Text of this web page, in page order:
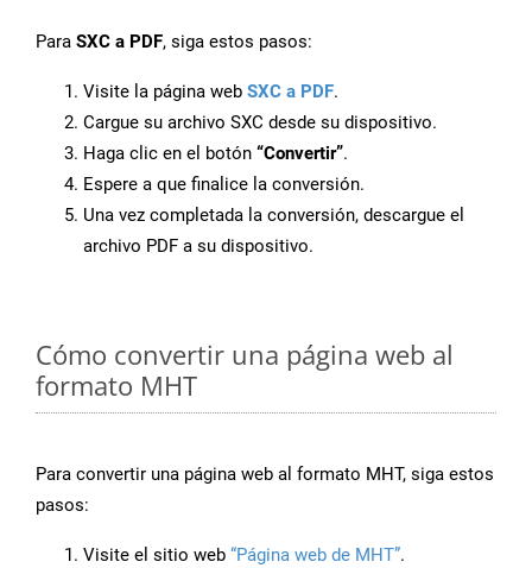
Para SXC a PDF, siga estos pasos:
Visite la página web SXC a PDF.
Cargue su archivo SXC desde su dispositivo.
Haga clic en el botón “Convertir”.
Espere a que finalice la conversión.
Una vez completada la conversión, descargue el
archivo PDF a su dispositivo.
Cómo convertir una página web al
formato MHT
Para convertir una página web al formato MHT, siga estos
pasos:
Visite el sitio web “Página web de MHT”.